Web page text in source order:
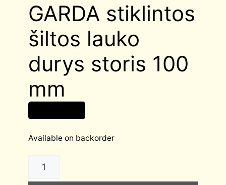
GARDA stiklintos
šiltos lauko
durys storis 100
mm
Available on backorder
stiklintos